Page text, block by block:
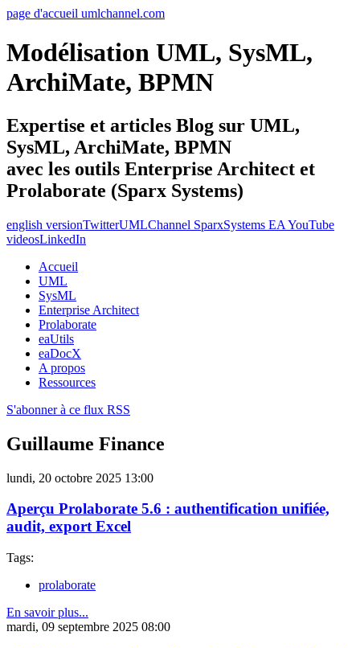
page d'accueil umlchannel.com
Modélisation UML, SysML,
ArchiMate, BPMN
Expertise et articles Blog sur UML,
SysML, ArchiMate, BPMN
avec les outils Enterprise Architect et
Prolaborate (Sparx Systems)
english versionTwitterUMLChannel SparxSystems EA YouTube
videosLinkedIn
Accueil
UML
SysML
Enterprise Architect
Prolaborate
eaUtils
eaDocX
A propos
Ressources
S'abonner à ce flux RSS
Guillaume Finance
lundi, 20 octobre 2025 13:00
Aperçu Prolaborate 5.6 : authentification unifiée,
audit, export Excel
Tags:
prolaborate
En savoir plus...
mardi, 09 septembre 2025 08:00